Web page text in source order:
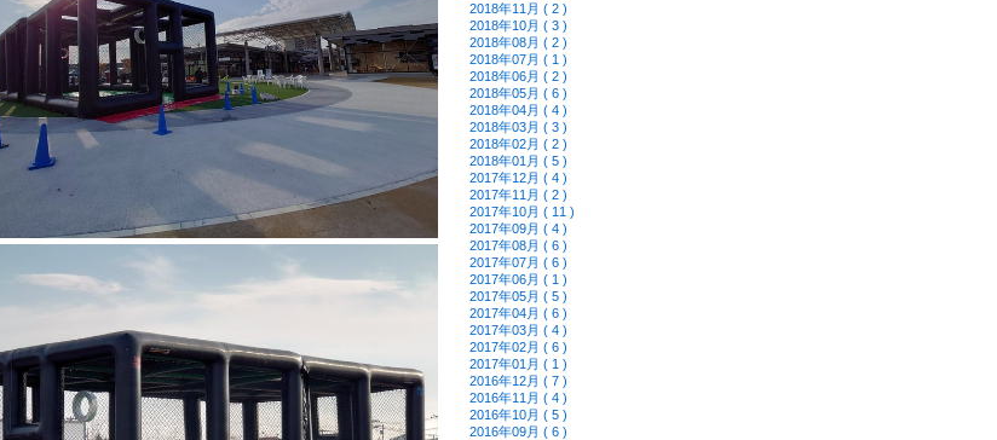
2018年11月 ( 2 )
2018年10月 ( 3 )
2018年08月 ( 2 )
2018年07月 ( 1 )
2018年06月 ( 2 )
2018年05月 ( 6 )
2018年04月 ( 4 )
2018年03月 ( 3 )
2018年02月 ( 2 )
2018年01月 ( 5 )
2017年12月 ( 4 )
2017年11月 ( 2 )
2017年10月 ( 11 )
2017年09月 ( 4 )
2017年08月 ( 6 )
2017年07月 ( 6 )
2017年06月 ( 1 )
2017年05月 ( 5 )
2017年04月 ( 6 )
2017年03月 ( 4 )
2017年02月 ( 6 )
2017年01月 ( 1 )
2016年12月 ( 7 )
2016年11月 ( 4 )
2016年10月 ( 5 )
2016年09月 ( 6 )